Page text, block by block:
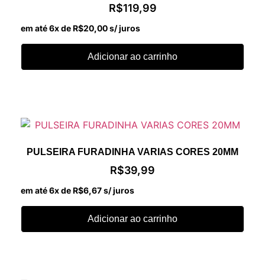
R$119,99
em até 6x de R$20,00s/ juros
Adicionar ao carrinho
PULSEIRA FURADINHA VARIAS CORES 20MM
R$39,99
em até 6x de R$6,67s/ juros
Adicionar ao carrinho